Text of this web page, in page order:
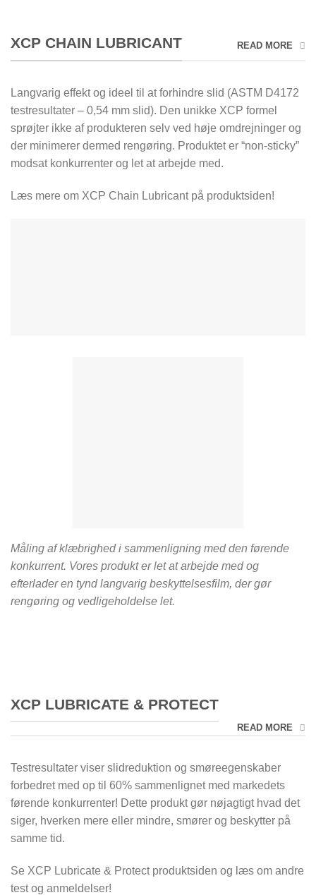
XCP CHAIN LUBRICANT READ MORE
Langvarig effekt og ideel til at forhindre slid (ASTM D4172
testresultater – 0,54 mm slid). Den unikke XCP formel
sprøjter ikke af produkteren selv ved høje omdrejninger og
der minimerer dermed rengøring. Produktet er “non-sticky”
modsat konkurrenter og let at arbejde med.
Læs mere om XCP Chain Lubricant på produktsiden!
Måling af klæbrighed i sammenligning med den førende
konkurrent. Vores produkt er let at arbejde med og
efterlader en tynd langvarig beskyttelsesfilm, der gør
rengøring og vedligeholdelse let.
XCP LUBRICATE & PROTECT
READ MORE
Testresultater viser slidreduktion og smøreegenskaber
forbedret med op til 60% sammenlignet med markedets
førende konkurrenter! Dette produkt gør nøjagtigt hvad det
siger, hverken mere eller mindre, smører og beskytter på
samme tid.
Se XCP Lubricate & Protect produktsiden og læs om andre
test og anmeldelser!